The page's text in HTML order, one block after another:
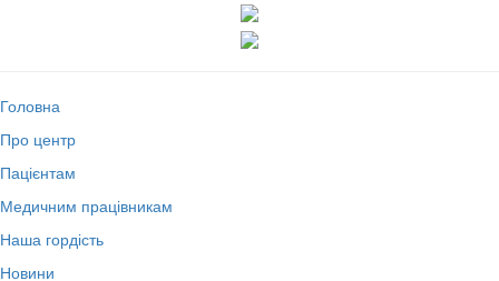
Головна
Про центр
Пацієнтам
Медичним працівникам
Наша гордість
Новини